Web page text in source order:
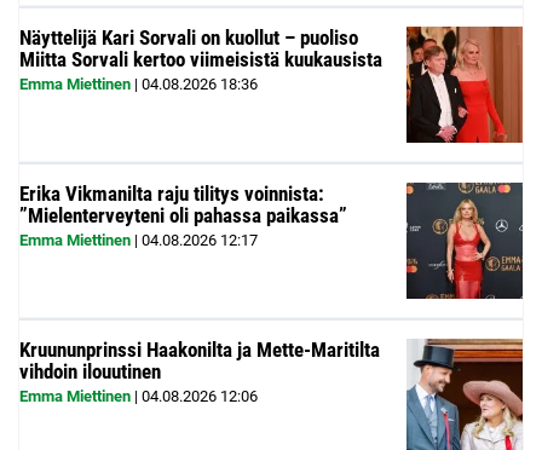
Näyttelijä Kari Sorvali on kuollut – puoliso
Miitta Sorvali kertoo viimeisistä kuukausista
Emma Miettinen | 04.08.2026 18:36
Erika Vikmanilta raju tilitys voinnista:
”Mielenterveyteni oli pahassa paikassa”
Emma Miettinen | 04.08.2026 12:17
Kruununprinssi Haakonilta ja Mette-Maritilta
vihdoin ilouutinen
Emma Miettinen | 04.08.2026 12:06